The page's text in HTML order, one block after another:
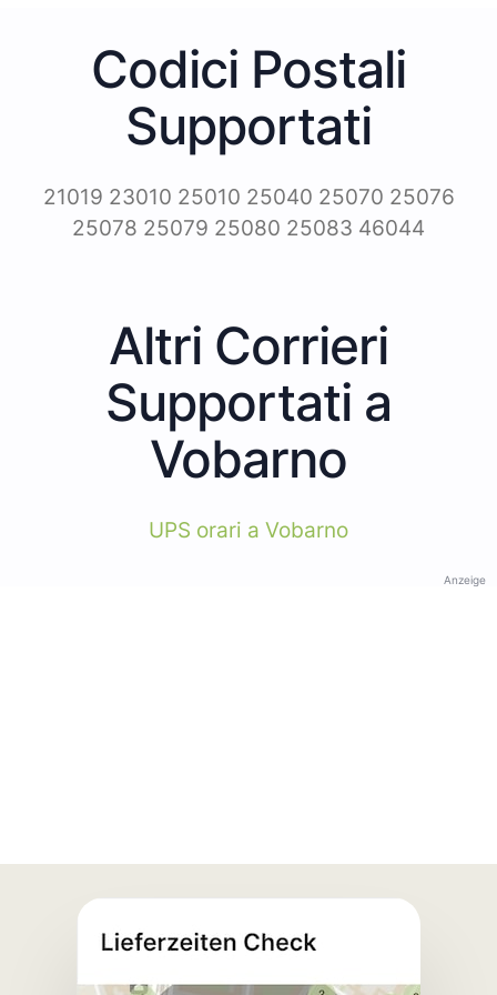
Codici Postali
Supportati
21019 23010 25010 25040 25070 25076
25078 25079 25080 25083 46044
Altri Corrieri
Supportati a
Vobarno
UPS orari a Vobarno
Anzeige